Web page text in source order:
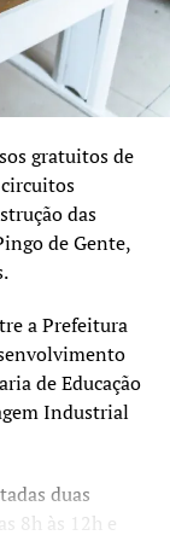
até 2027.
com
e
chuvas
gratuitos de
das
de Gente,
a Prefeitura
de Educação
Industrial
duas
8h às 12h e